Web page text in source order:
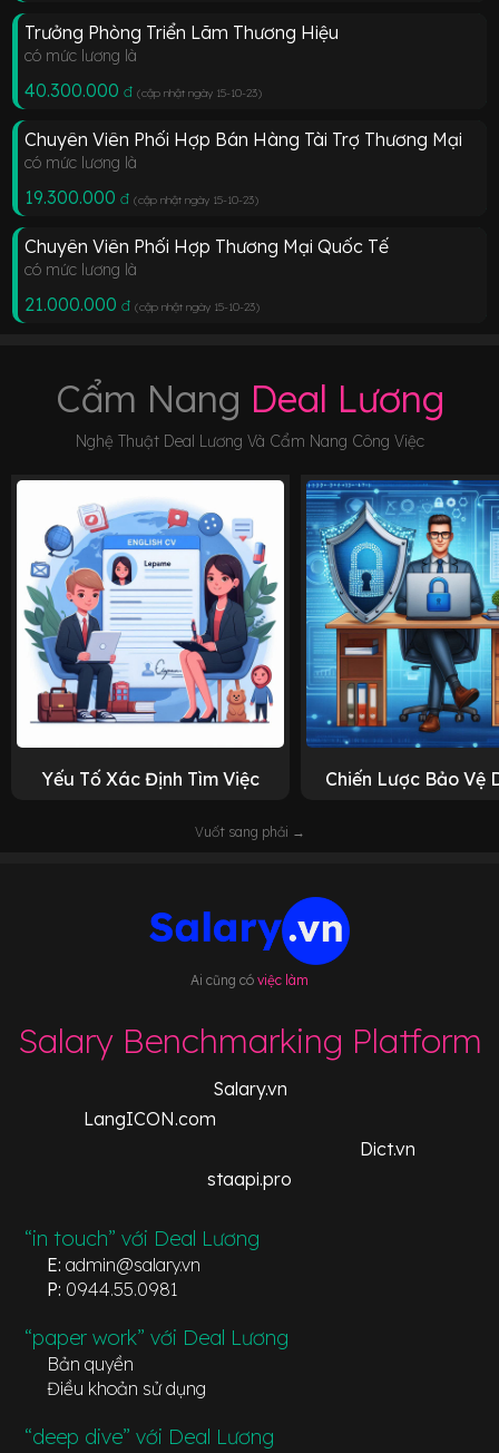
Trưởng Phòng Triển Lãm Thương Hiệu
có mức lương là
40.300.000 đ (cập nhật ngày 15-10-23)
Chuyên Viên Phối Hợp Bán Hàng Tài Trợ Thương Mại
có mức lương là
19.300.000 đ (cập nhật ngày 15-10-23)
Chuyên Viên Phối Hợp Thương Mại Quốc Tế
có mức lương là
21.000.000 đ (cập nhật ngày 15-10-23)
Cẩm Nang Deal Lương
Nghệ Thuật Deal Lương Và Cẩm Nang Công Việc
Yếu Tố Xác Định Tìm Việc Chiến Lược Bảo Vệ
Vuốt sang phải →
Ai cũng có việc làm
Salary Benchmarking Platform
Salary.vn
LangICON.com
Dict.vn
staapi.pro
“in touch” với Deal Lương
E: admin@salary.vn
P: 0944.55.0981
“paper work” với Deal Lương
Bản quyền
Điều khoản sử dụng
“deep dive” với Deal Lương